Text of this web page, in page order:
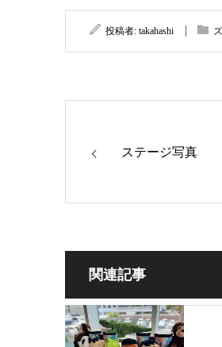
投稿者: takahashi
ステージ写真
関連記事